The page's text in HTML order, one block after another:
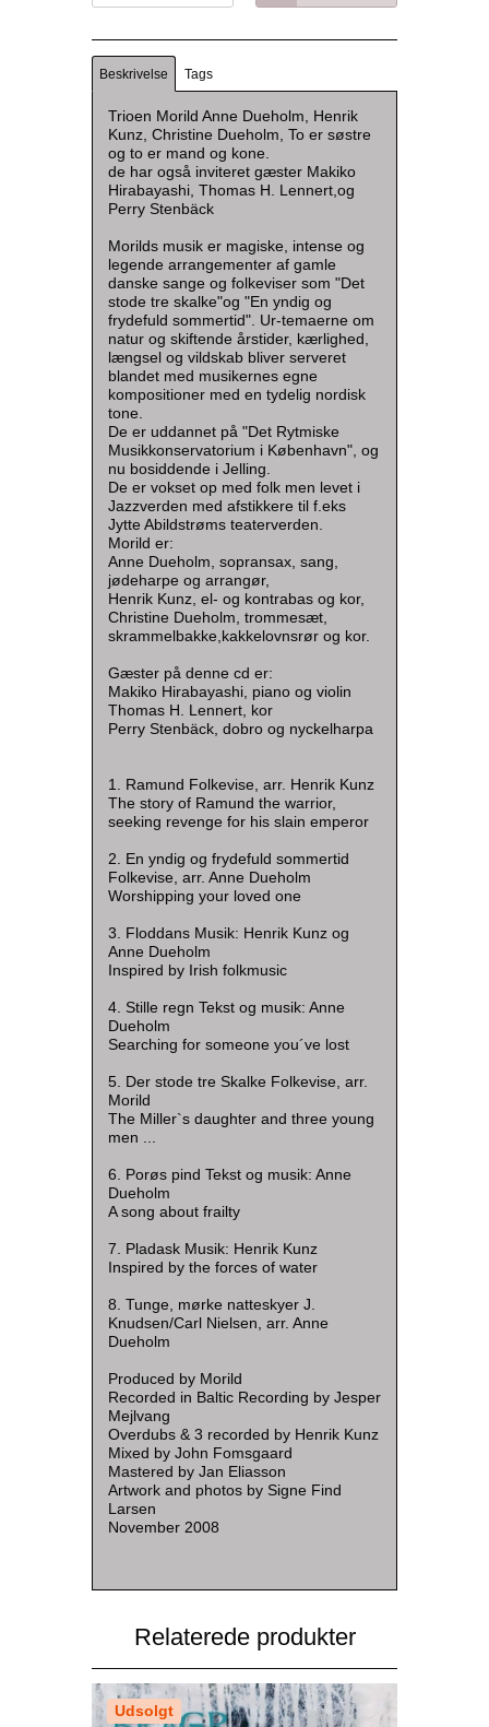
Beskrivelse Tags
Trioen Morild Anne Dueholm, Henrik
Kunz, Christine Dueholm, To er søstre
og to er mand og kone.
de har også inviteret gæster Makiko
Hirabayashi, Thomas H. Lennert,og
Perry Stenbäck
Morilds musik er magiske, intense og
legende arrangementer af gamle
danske sange og folkeviser som "Det
stode tre skalke"og "En yndig og
frydefuld sommertid". Ur-temaerne om
natur og skiftende årstider, kærlighed,
længsel og vildskab bliver serveret
blandet med musikernes egne
kompositioner med en tydelig nordisk
tone.
De er uddannet på "Det Rytmiske
Musikkonservatorium i København", og
nu bosiddende i Jelling.
De er vokset op med folk men levet i
Jazzverden med afstikkere til f.eks
Jytte Abildstrøms teaterverden.
Morild er:
Anne Dueholm, sopransax, sang,
jødeharpe og arrangør,
Henrik Kunz, el- og kontrabas og kor,
Christine Dueholm, trommesæt,
skrammelbakke,kakkelovnsrør og kor.
Gæster på denne cd er:
Makiko Hirabayashi, piano og violin
Thomas H. Lennert, kor
Perry Stenbäck, dobro og nyckelharpa
1. Ramund Folkevise, arr. Henrik Kunz
The story of Ramund the warrior,
seeking revenge for his slain emperor
2. En yndig og frydefuld sommertid
Folkevise, arr. Anne Dueholm
Worshipping your loved one
3. Floddans Musik: Henrik Kunz og
Anne Dueholm
Inspired by Irish folkmusic
4. Stille regn Tekst og musik: Anne
Dueholm
Searching for someone you´ve lost
5. Der stode tre Skalke Folkevise, arr.
Morild
The Miller`s daughter and three young
men ...
6. Porøs pind Tekst og musik: Anne
Dueholm
A song about frailty
7. Pladask Musik: Henrik Kunz
Inspired by the forces of water
8. Tunge, mørke natteskyer J.
Knudsen/Carl Nielsen, arr. Anne
Dueholm
Produced by Morild
Recorded in Baltic Recording by Jesper
Mejlvang
Overdubs & 3 recorded by Henrik Kunz
Mixed by John Fomsgaard
Mastered by Jan Eliasson
Artwork and photos by Signe Find
Larsen
November 2008
Relaterede produkter
Udsolgt